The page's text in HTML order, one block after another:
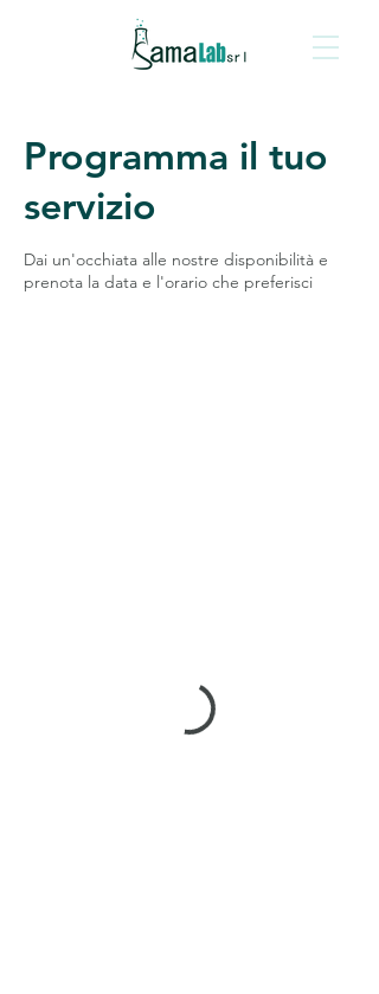
Programma il tuo
servizio
Dai un'occhiata alle nostre disponibilità e
prenota la data e l'orario che preferisci